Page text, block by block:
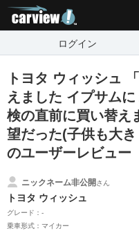
ログイン
トヨタ ウィッシュ
えました イプサム
検の直前に買い替え
望だった(子供も大き
のユーザーレビュー
ニックネーム非公開さん
トヨタ ウィッシュ
グレード：-
乗車形式：マイカー